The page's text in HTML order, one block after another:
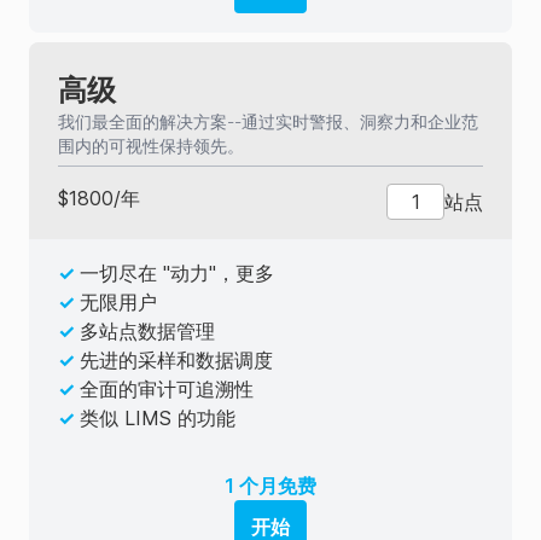
高级
我们最全面的解决方案--通过实时警报、洞察力和企业范
围内的可视性保持领先。
$1800/年 站点
✓ 一切尽在 "动力"，更多
✓ 无限用户
✓ 多站点数据管理
✓ 先进的采样和数据调度
✓ 全面的审计可追溯性
✓ 类似 LIMS 的功能
1 个月免费
开始